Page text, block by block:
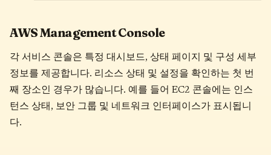
AWS Management Console
각 서비스 콘솔은 특정 대시보드, 상태 페이지 및 구성 세부
정보를 제공합니다. 리소스 상태 및 설정을 확인하는 첫 번
째 장소인 경우가 많습니다. 예를 들어 EC2 콘솔에는 인스
턴스 상태, 보안 그룹 및 네트워크 인터페이스가 표시됩니
다.